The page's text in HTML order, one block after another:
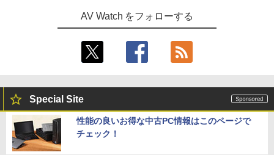
AV Watch をフォローする
Special Site
性能の良いお得な中古PC情報はこのページで
チェック！